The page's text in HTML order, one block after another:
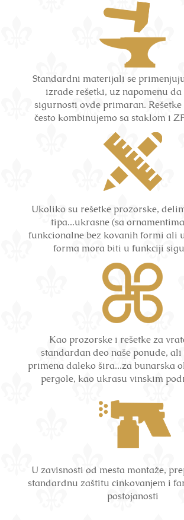
Standardni materijali se
izrade rešetki, uz napomenu da
sigurnosti ovde primaran.
često kombinujemo sa staklom i
Ukoliko su rešetke prozorske,
tipa...ukrasne (sa
funkcionalne bez kovanih formi ali
forma mora biti u funkciji
Kao prozorske i rešetke za
standardan deo naše ponude, ali
primena daleko šira...za bunarska
pergole, kao ukrasu vinskim
U zavisnosti od mesta montaže,
standardnu zaštitu cinkovanjem i
postojanosti